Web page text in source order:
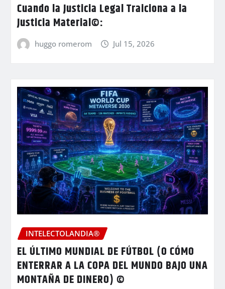
Cuando la Justicia Legal Traiciona a la
Justicia Material©:
huggo romerom Jul 15, 2026
INTELECTOLANDIA®
EL ÚLTIMO MUNDIAL DE FÚTBOL (O CÓMO
ENTERRAR A LA COPA DEL MUNDO BAJO UNA
MONTAÑA DE DINERO) ©